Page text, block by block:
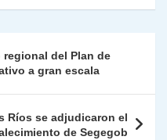
y
n
k
l
l
regional del Plan de
a gran escala
Ríos se adjudicaron el
de Segegob